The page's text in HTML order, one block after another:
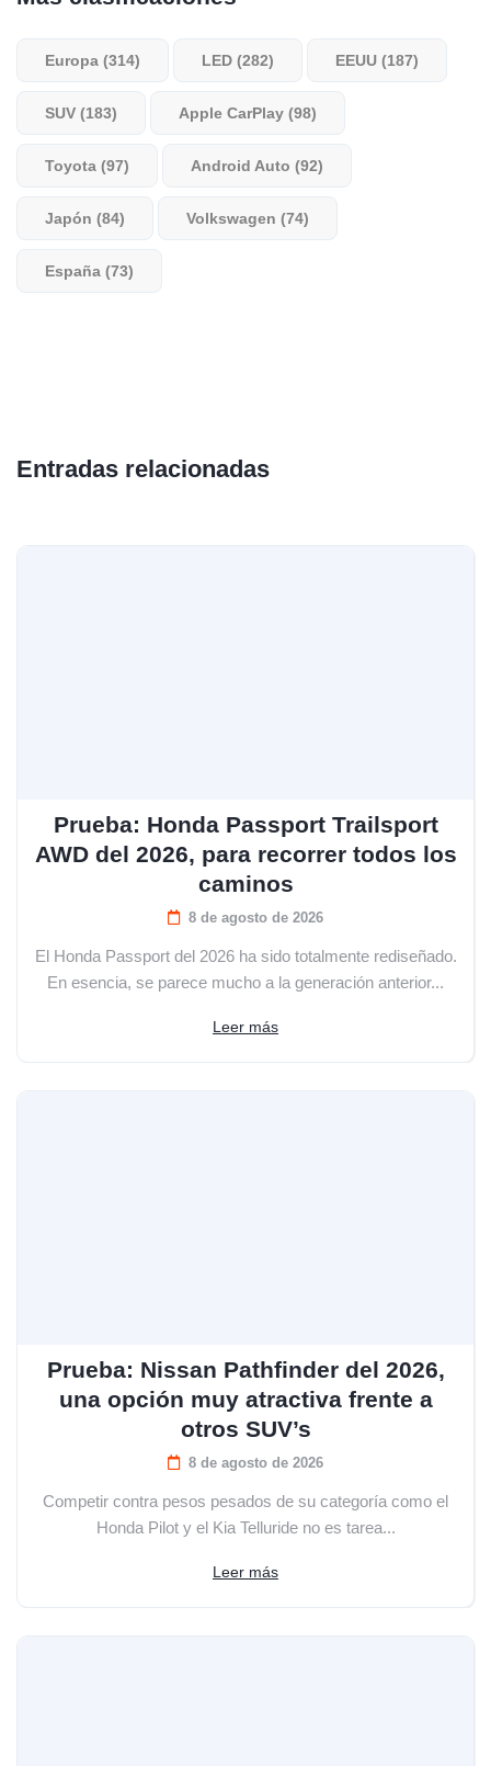
Europa (314) LED (282) EEUU (187)
SUV (183) Apple CarPlay (98)
Toyota (97) Android Auto (92)
Japón (84) Volkswagen (74)
España (73)
Entradas relacionadas
Prueba: Honda Passport Trailsport
AWD del 2026, para recorrer todos los
caminos
8 de agosto de 2026
El Honda Passport del 2026 ha sido totalmente rediseñado.
En esencia, se parece mucho a la generación anterior...
Leer más
Prueba: Nissan Pathfinder del 2026,
una opción muy atractiva frente a
otros SUV’s
8 de agosto de 2026
Competir contra pesos pesados de su categoría como el
Honda Pilot y el Kia Telluride no es tarea...
Leer más